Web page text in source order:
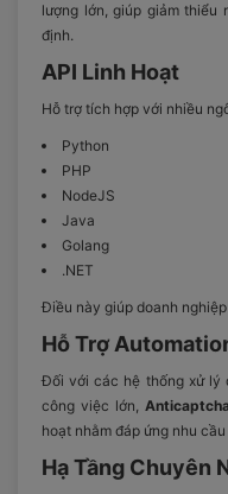
lượng lớn, giúp giảm thiểu
định.
API Linh Hoạt
Hỗ trợ tích hợp với nhiều
Python
PHP
NodeJS
Java
Golang
.NET
Điều này giúp doanh
Hỗ Trợ
Đối với các hệ thống xử lý
công việc lớn,
hoạt nhằm đáp ứng nhu
Hạ Tầng Chuyên